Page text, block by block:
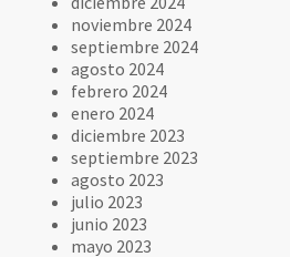
noviembre 2024
septiembre 2024
agosto 2024
febrero 2024
enero 2024
diciembre 2023
septiembre 2023
agosto 2023
julio 2023
junio 2023
mayo 2023